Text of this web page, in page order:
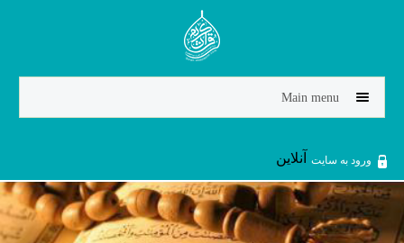
Jump to navigation
Main menu
ورود به سایت آنلاین